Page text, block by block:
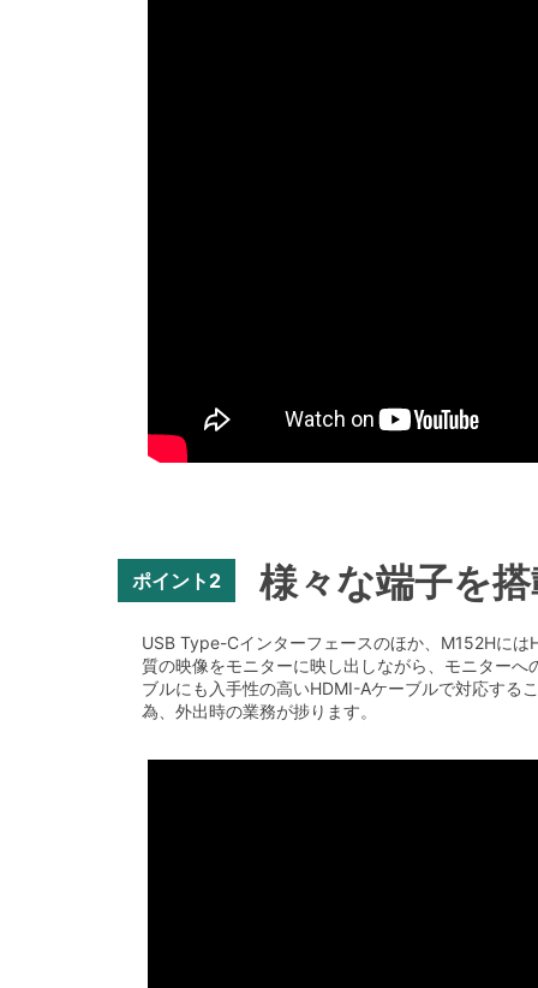
ポイント2 様々な端子を
USB Type-Cインターフェースのほか、M152Hに
質の映像をモニターに映し出しながら、モニター
ブルにも入手性の高いHDMI-Aケーブルで対応する
為、外出時の業務が捗ります。